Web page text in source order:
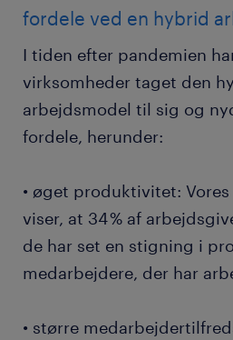
fordele ved en hybrid
I tiden efter pandemien
virksomheder taget den
arbejdsmodel til sig og
fordele, herunder:
• øget produktivitet:
viser, at 34 % af
de har set en stigning i
medarbejdere, der har
• større